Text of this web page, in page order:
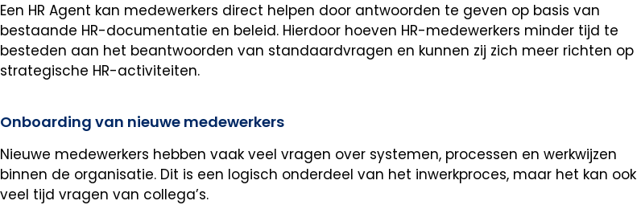
Een HR Agent kan medewerkers direct helpen door antwoorden te geven op basis van
bestaande HR-documentatie en beleid. Hierdoor hoeven HR-medewerkers minder tijd te
besteden aan het beantwoorden van standaardvragen en kunnen zij zich meer richten op
strategische HR-activiteiten.
Onboarding van nieuwe medewerkers
Nieuwe medewerkers hebben vaak veel vragen over systemen, processen en werkwijzen
binnen de organisatie. Dit is een logisch onderdeel van het inwerkproces, maar het kan ook
veel tijd vragen van collega’s.